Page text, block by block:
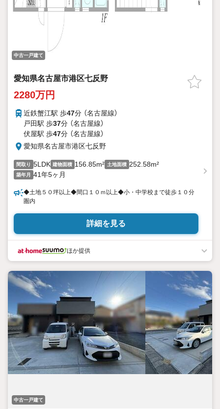
中古一戸建て
愛知県名古屋市港区七反野
2280万円
近鉄蟹江駅 歩47分 （名古屋線）
戸田駅 歩37分 （名古屋線）
伏屋駅 歩47分 （名古屋線）
愛知県名古屋市港区七反野
間取り 5LDK 建物面積 156.85m² 土地面積 252.58m²
築年月 41年5ヶ月
◆土地５０坪以上◆間口１０ｍ以上◆小・中学校まで徒歩１０分
圏内
詳細を見る
ほか提供
中古一戸建て